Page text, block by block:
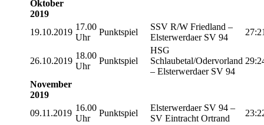
Oktober
2019
19.10.2019
17.00
Uhr
Punktspiel
SSV R/W Friedland –
Elsterwerdaer SV 94
26.10.2019
18.00
Uhr
Punktspiel
HSG
Schlaubetal/Odervorland
– Elsterwerdaer SV 94
November
2019
09.11.2019
16.00
Uhr
Punktspiel
Elsterwerdaer SV 94 –
SV Eintracht Ortrand